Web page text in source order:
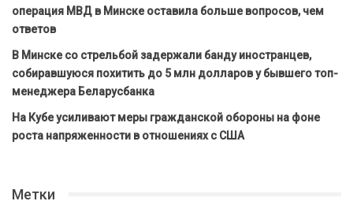
операция МВД в Минске оставила больше вопросов, чем
ответов
В Минске со стрельбой задержали банду иностранцев,
собиравшуюся похитить до 5 млн долларов у бывшего топ-
менеджера Беларусбанка
На Кубе усиливают меры гражданской обороны на фоне
роста напряженности в отношениях с США
Метки